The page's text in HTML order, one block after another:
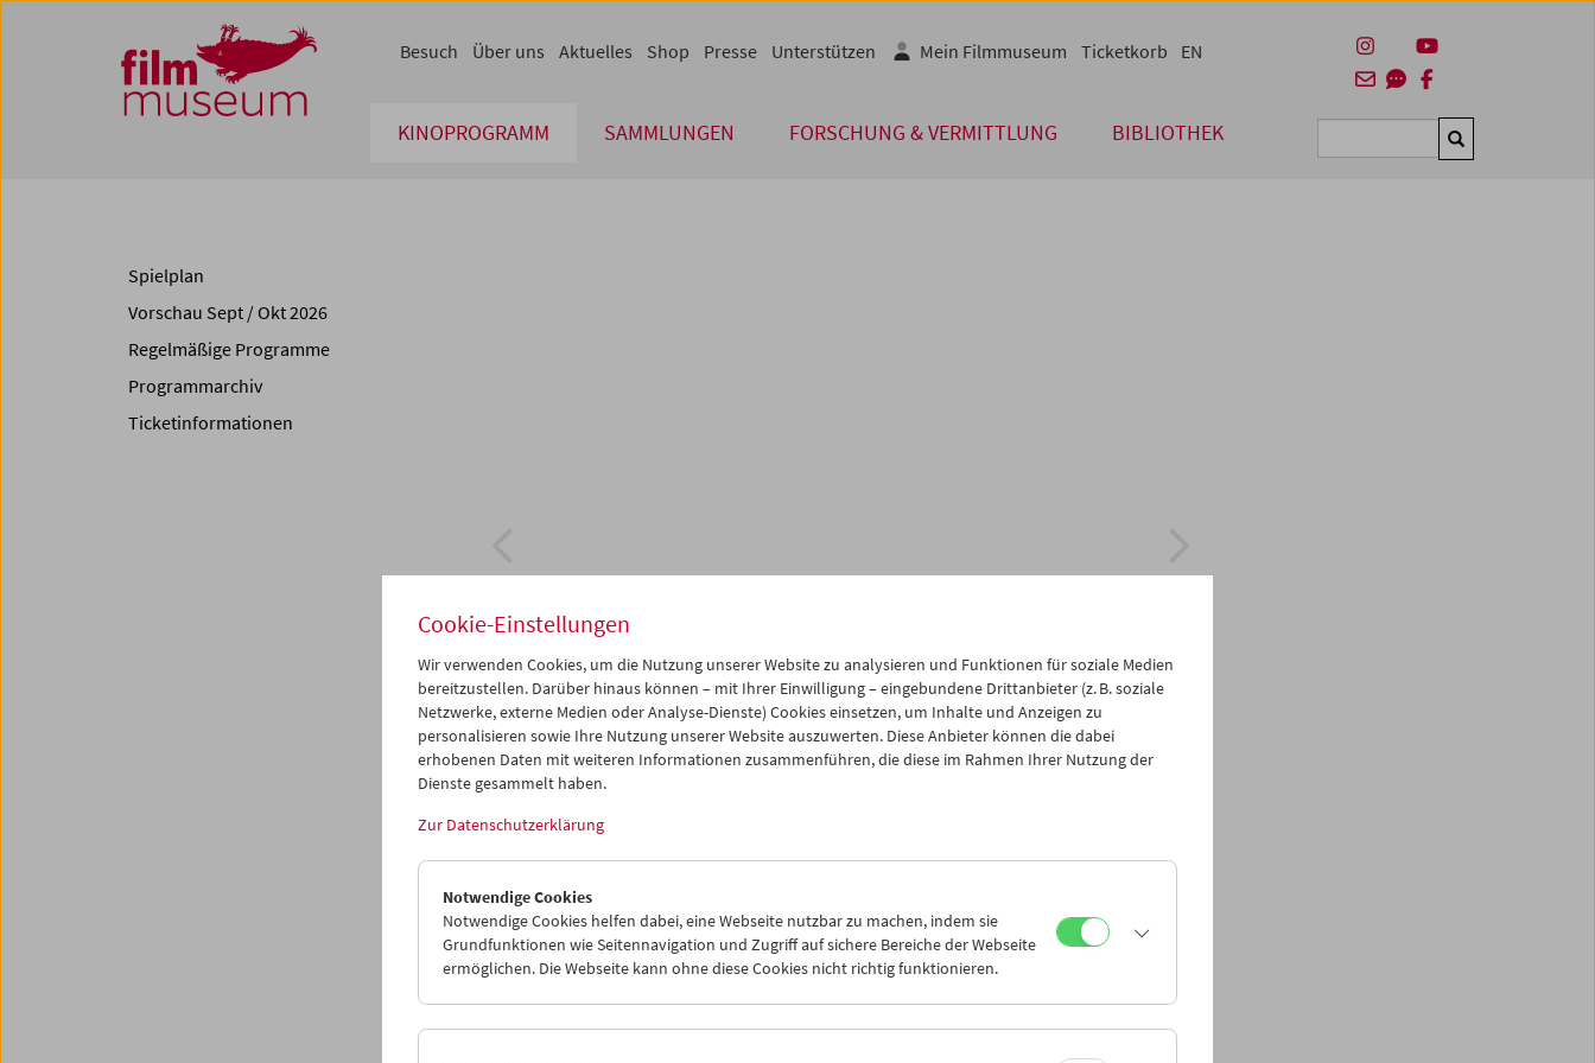
Zum Inhalt
Zum Hauptmenü
Zur Servicenavigation
Zum Suche
KINOPROGRAMM SAMMLUNGEN FORSCHUNG & VERMITTLUNG BIBLIOTHEK Suchen
Besuch Über uns Aktuelles Shop Presse Unterstützen Mein Filmmuseum Ticketkorb EN
Ev × Ha = Black Fire
Kevin Jerome Everson und Claudrena N. Harold
3. und 4. Juni 2023
Spielplan
Vorschau Sept / Okt 2026
Regelmäßige Programme
Programmarchiv
Ticketinformationen
Cookie-Einstellungen
Wir verwenden Cookies, um die Nutzung unserer Website zu analysieren und Funktionen für soziale Medien
bereitzustellen. Darüber hinaus können – mit Ihrer Einwilligung – eingebundene Drittanbieter (z. B. soziale
Netzwerke, externe Medien oder Analyse-Dienste) Cookies einsetzen, um Inhalte und Anzeigen zu
personalisieren sowie Ihre Nutzung unserer Website auszuwerten. Diese Anbieter können die dabei
erhobenen Daten mit weiteren Informationen zusammenführen, die diese im Rahmen Ihrer Nutzung der
Dienste gesammelt haben.
Zur Datenschutzerklärung
Notwendige Cookies
Notwendige Cookies helfen dabei, eine Webseite nutzbar zu machen, indem sie
Grundfunktionen wie Seitennavigation und Zugriff auf sichere Bereiche der Webseite
ermöglichen. Die Webseite kann ohne diese Cookies nicht richtig funktionieren.